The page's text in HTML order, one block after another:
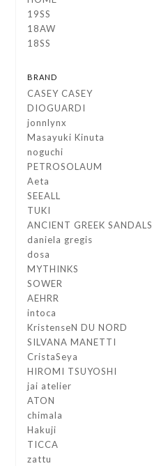
19SS
18AW
18SS
BRAND
CASEY CASEY
DIOGUARDI
jonnlynx
Masayuki Kinuta
noguchi
PETROSOLAUM
Aeta
SEEALL
TUKI
ANCIENT GREEK SANDALS
daniela gregis
dosa
MYTHINKS
SOWER
AEHRR
intoca
KristenseN DU NORD
SILVANA MANETTI
CristaSeya
HIROMI TSUYOSHI
jai atelier
ATON
chimala
Hakuji
TICCA
zattu